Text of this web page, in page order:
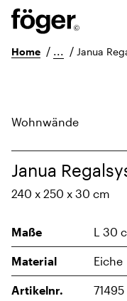
Home / ... / Janua
Wohnwände
Janua
240 x 250 x 30 cm
Maße L 30
Material Eiche
Artikelnr. 71495